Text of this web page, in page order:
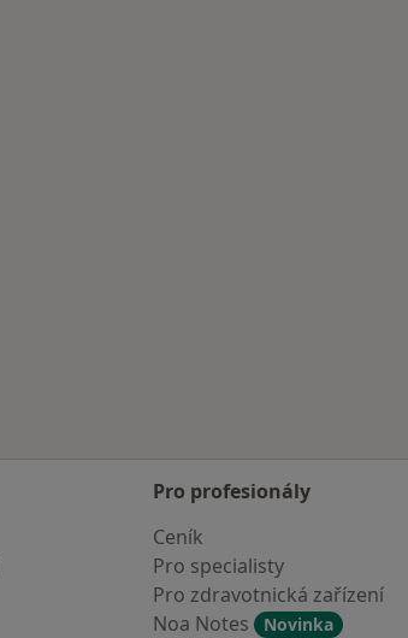
Pro profesionály
Ceník
Pro specialisty
Pro zdravotnická zařízení
Noa Notes
Novinka